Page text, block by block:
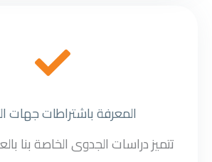
المعرفة باشتراطات جهات
تتميز دراسات الجدوى الخاصة بنا